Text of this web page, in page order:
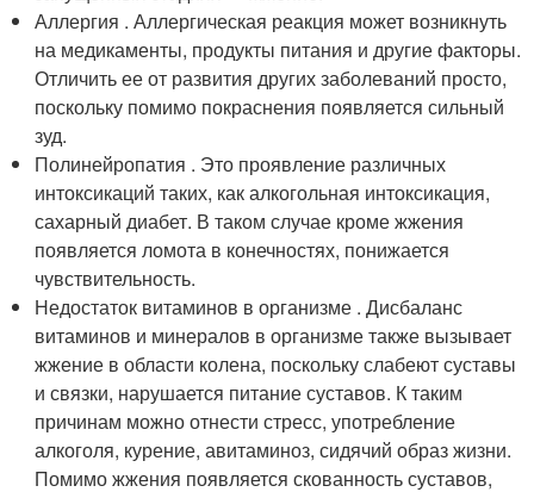
Аллергия . Аллергическая реакция может возникнуть
на медикаменты, продукты питания и другие факторы.
Отличить ее от развития других заболеваний просто,
поскольку помимо покраснения появляется сильный
зуд.
Полинейропатия . Это проявление различных
интоксикаций таких, как алкогольная интоксикация,
сахарный диабет. В таком случае кроме жжения
появляется ломота в конечностях, понижается
чувствительность.
Недостаток витаминов в организме . Дисбаланс
витаминов и минералов в организме также вызывает
жжение в области колена, поскольку слабеют суставы
и связки, нарушается питание суставов. К таким
причинам можно отнести стресс, употребление
алкоголя, курение, авитаминоз, сидячий образ жизни.
Помимо жжения появляется скованность суставов,